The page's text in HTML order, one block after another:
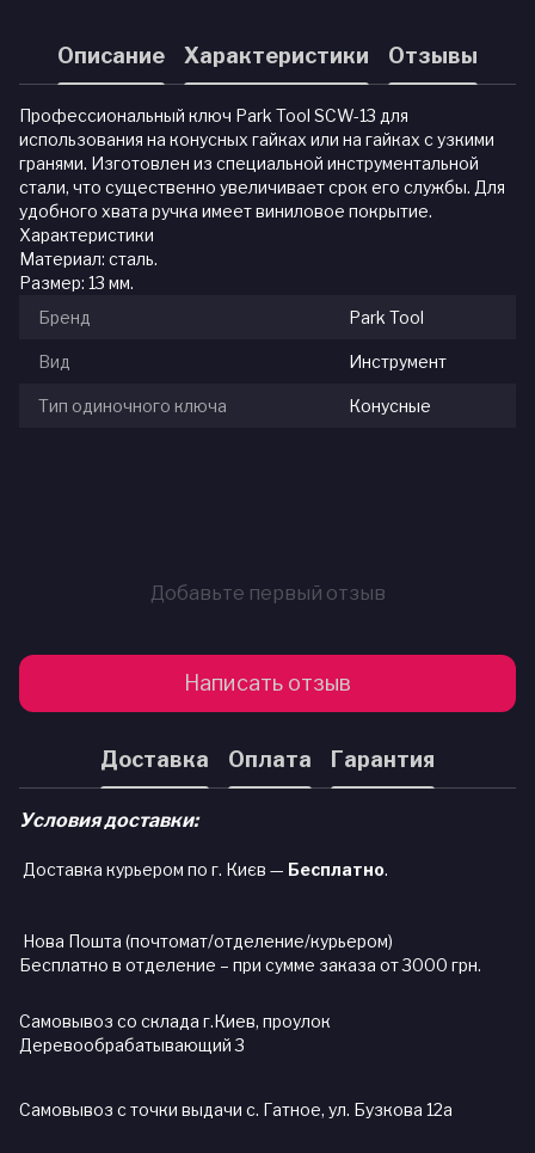
Описание Характеристики Отзывы
Профессиональный ключ Park Tool SCW-13 для
использования на конусных гайках или на гайках с узкими
гранями. Изготовлен из специальной инструментальной
стали, что существенно увеличивает срок его службы. Для
удобного хвата ручка имеет виниловое покрытие.
Характеристики
Материал: сталь.
Размер: 13 мм.
Бренд
Park Tool
Вид Инструмент
Тип одиночного ключа Конусные
Добавьте первый отзыв
Написать отзыв
Доставка Оплата Гарантия
Условия доставки:
Доставка курьером по г. Києв — Бесплатно.
Нова Пошта (почтомат/отделение/курьером)
Бесплатно в отделение – при сумме заказа от 3000 грн.
Самовывоз со склада г.Киев, проулок
Деревообрабатывающий 3
Самовывоз с точки выдачи с. Гатное, ул. Бузкова 12а